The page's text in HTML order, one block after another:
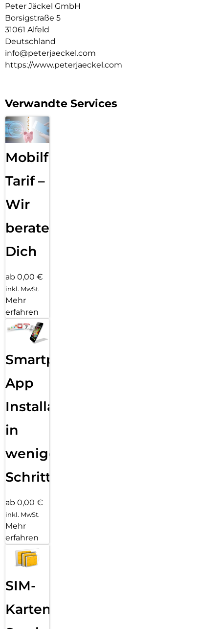
Peter Jäckel GmbH
Borsigstraße 5
31061 Alfeld
Deutschland
info@peterjaeckel.com
https://www.peterjaeckel.com
Verwandte Services
Mobilfunk
Tarif –
Wir
beraten
Dich
ab 0,00 €
inkl. MwSt.
Mehr
erfahren
Smartphone
App
Installation
in
wenigen
Schritten
ab 0,00 €
inkl. MwSt.
Mehr
erfahren
SIM-
Karten